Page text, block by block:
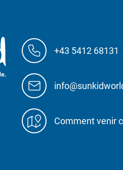
+43 5412 68131
Comment venir